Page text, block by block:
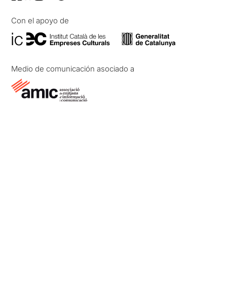
Con el apoyo de
Medio de comunicación asociado a